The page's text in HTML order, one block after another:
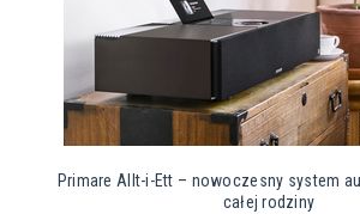
Primare Allt-i-Ett – nowoczesny system
całej rodziny